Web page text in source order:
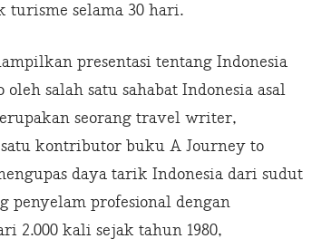
selama 30 hari.
presentasi tentang Indonesia
salah satu sahabat Indonesia asal
seorang travel writer,
kontributor buku A Journey to
daya tarik Indonesia dari sudut
penyelam profesional dengan
2.000 kali sejak tahun 1980,